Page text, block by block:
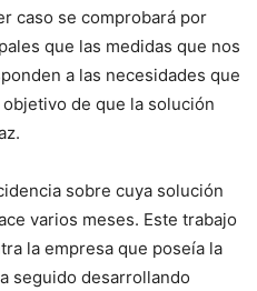
caso se comprobará por
que las medidas que nos
a las necesidades que
de que la solución
sobre cuya solución
varios meses. Este trabajo
la empresa que poseía la
seguido desarrollando